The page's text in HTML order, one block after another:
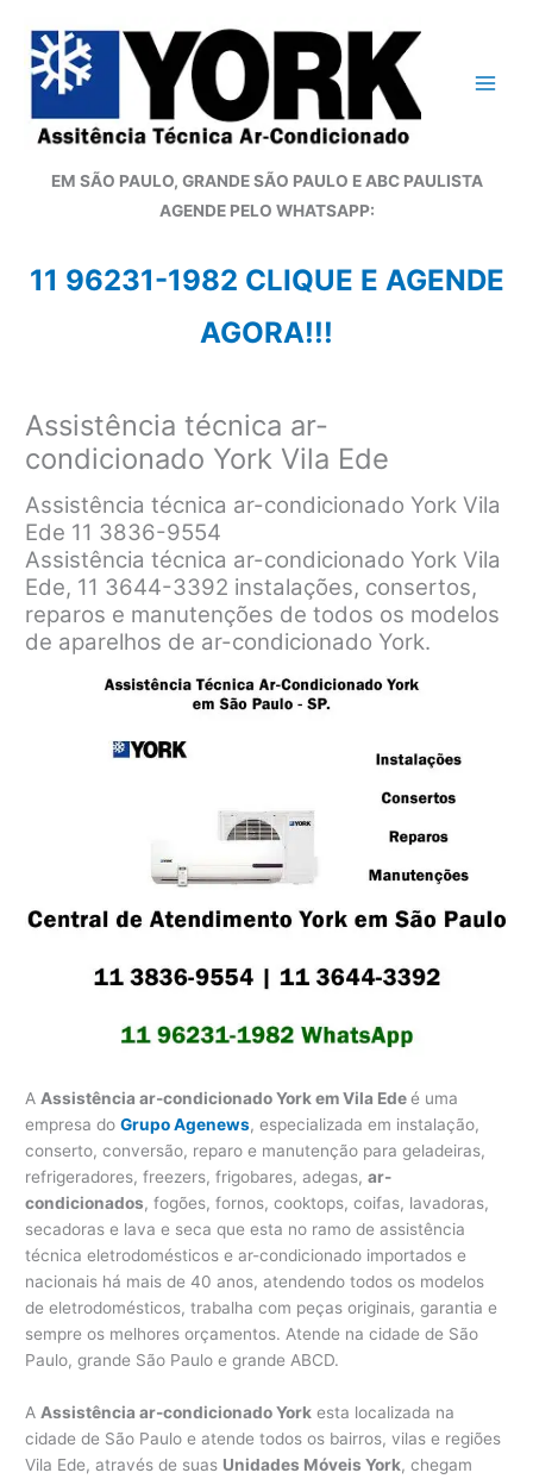
para
conteúdo
EM SÃO PAULO, GRANDE SÃO PAULO E ABC PAULISTA
AGENDE PELO WHATSAPP:
11 96231-1982 CLIQUE E AGENDE
AGORA!!!
Assistência técnica ar-
condicionado York Vila Ede
Assistência técnica ar-condicionado York Vila
Ede 11 3836-9554
Assistência técnica ar-condicionado York Vila
Ede, 11 3644-3392 instalações, consertos,
reparos e manutenções de todos os modelos
de aparelhos de ar-condicionado York.
A Assistência ar-condicionado York em Vila Edeé uma
empresa doGrupo Agenews, especializada em instalação,
conserto, conversão, reparo e manutenção para geladeiras,
refrigeradores, freezers, frigobares, adegas,ar-
condicionados, fogões, fornos, cooktops, coifas, lavadoras,
secadoras e lava e seca que esta no ramo de assistência
técnica eletrodomésticos e ar-condicionado importados e
nacionais há mais de 40 anos, atendendo todos os modelos
de eletrodomésticos, trabalha com peças originais, garantia e
sempre os melhores orçamentos. Atende na cidade de São
Paulo, grande São Paulo e grande ABCD.
A Assistência ar-condicionado York esta localizada na
cidade de São Paulo e atende todos os bairros, vilas e regiões
Vila Ede, através de suas Unidades Móveis York, chegam